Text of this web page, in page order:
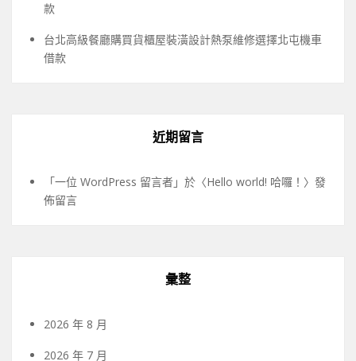
款
台北高級餐廳購買貨櫃屋裝潢設計熱泵維修選擇北屯機車
借款
近期留言
「一位 WordPress 留言者 」於〈Hello world! 哈囉！ 〉發
佈留言
彙整
2026 年 8 月
2026 年 7 月